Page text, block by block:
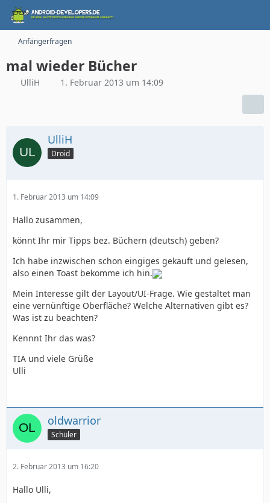
Anfängerfragen
mal wieder Bücher
UlliH 1. Februar 2013 um 14:09
UlliH
Droid
1. Februar 2013 um 14:09
Hallo zusammen,
könnt Ihr mir Tipps bez. Büchern (deutsch) geben?
Ich habe inzwischen schon eingiges gekauft und gelesen,
also einen Toast bekomme ich hin.
Mein Interesse gilt der Layout/UI-Frage. Wie gestaltet man
eine vernünftige Oberfläche? Welche Alternativen gibt es?
Was ist zu beachten?
Kennnt Ihr das was?
TIA und viele Grüße
Ulli
oldwarrior
Schüler
2. Februar 2013 um 16:20
Hallo Ulli,